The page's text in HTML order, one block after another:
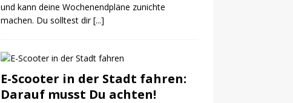
und kann deine Wochenendpläne zunichte
machen. Du solltest dir[...]
E-Scooter in der Stadt fahren:
Darauf musst Du achten!